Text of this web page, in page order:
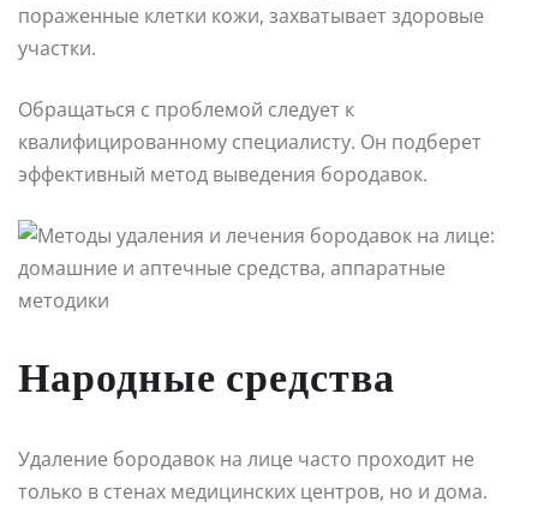
пораженные клетки кожи, захватывает здоровые
участки.
Обращаться с проблемой следует к
квалифицированному специалисту. Он подберет
эффективный метод выведения бородавок.
Народные средства
Удаление бородавок на лице часто проходит не
только в стенах медицинских центров, но и дома.